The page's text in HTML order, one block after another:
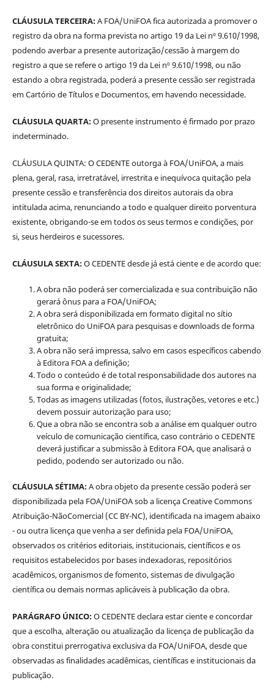
CLÁUSULA TERCEIRA:A FOA/UniFOA fica autorizada a promover o
registro da obra na forma prevista no artigo 19 da Lei nº 9.610/1998,
podendo averbar a presente autorização/cessão à margem do
registro a que se refere o artigo 19 da Lei nº 9.610/1998, ou não
estando a obra registrada, poderá a presente cessão ser registrada
em Cartório de Títulos e Documentos, em havendo necessidade.
CLÁUSULA QUARTA:O presente instrumento é firmado por prazo
indeterminado.
CLÁUSULA QUINTA: O CEDENTE outorga à FOA/UniFOA, a mais
plena, geral, rasa, irretratável, irrestrita e inequívoca quitação pela
presente cessão e transferência dos direitos autorais da obra
intitulada acima, renunciando a todo e qualquer direito porventura
existente, obrigando-se em todos os seus termos e condições, por
si, seus herdeiros e sucessores.
CLÁUSULA SEXTA:O CEDENTE desde já está ciente e de acordo que:
A obra não poderá ser comercializada e sua contribuição não
gerará ônus para a FOA/UniFOA;
A obra será disponibilizada em formato digital no sítio
eletrônico do UniFOA para pesquisas e downloads de forma
gratuita;
A obra não será impressa, salvo em casos específicos cabendo
à Editora FOA a definição;
Todo o conteúdo é de total responsabilidade dos autores na
sua forma e originalidade;
Todas as imagens utilizadas (fotos, ilustrações, vetores e etc.)
devem possuir autorização para uso;
Que a obra não se encontra sob a análise em qualquer outro
veículo de comunicação científica, caso contrário o CEDENTE
deverá justificar a submissão à Editora FOA, que analisará o
pedido, podendo ser autorizado ou não.
CLÁUSULA SÉTIMA:A obra objeto da presente cessão poderá ser
disponibilizada pela FOA/UniFOA sob a licença Creative Commons
Atribuição-NãoComercial (CC BY-NC), identificada na imagem abaixo
- ou outra licença que venha a ser definida pela FOA/UniFOA,
observados os critérios editoriais, institucionais, científicos e os
requisitos estabelecidos por bases indexadoras, repositórios
acadêmicos, organismos de fomento, sistemas de divulgação
científica ou demais normas aplicáveis à publicação da obra.
PARÁGRAFO ÚNICO:O CEDENTE declara estar ciente e concordar
que a escolha, alteração ou atualização da licença de publicação da
obra constitui prerrogativa exclusiva da FOA/UniFOA, desde que
observadas as finalidades acadêmicas, científicas e institucionais da
publicação.